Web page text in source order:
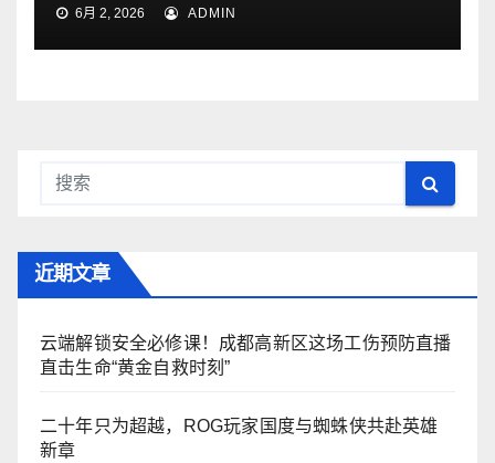
6月 2, 2026 ADMIN
近期文章
云端解锁安全必修课！成都高新区这场工伤预防直播
直击生命“黄金自救时刻”
二十年只为超越，ROG玩家国度与蜘蛛侠共赴英雄
新章